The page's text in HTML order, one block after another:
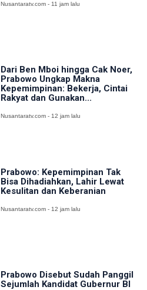
Nusantaratv.com - 11 jam lalu
Dari Ben Mboi hingga Cak Noer,
Prabowo Ungkap Makna
Kepemimpinan: Bekerja, Cintai
Rakyat dan Gunakan...
Nusantaratv.com - 12 jam lalu
Prabowo: Kepemimpinan Tak
Bisa Dihadiahkan, Lahir Lewat
Kesulitan dan Keberanian
Nusantaratv.com - 12 jam lalu
Prabowo Disebut Sudah Panggil
Sejumlah Kandidat Gubernur BI